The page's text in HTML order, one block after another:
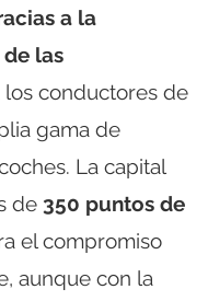
a la
las
los conductores de
gama de
La capital
de 350 puntos de
el compromiso
aunque con la